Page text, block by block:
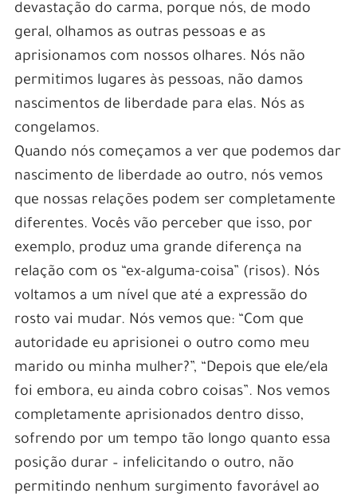
devastação do carma, porque nós, de modo
geral, olhamos as outras pessoas e as
aprisionamos com nossos olhares. Nós não
permitimos lugares às pessoas, não damos
nascimentos de liberdade para elas. Nós as
congelamos.
Quando nós começamos a ver que podemos dar
nascimento de liberdade ao outro, nós vemos
que nossas relações podem ser completamente
diferentes. Vocês vão perceber que isso, por
exemplo, produz uma grande diferença na
relação com os “ex-alguma-coisa” (risos). Nós
voltamos a um nível que até a expressão do
rosto vai mudar. Nós vemos que: “Com que
autoridade eu aprisionei o outro como meu
marido ou minha mulher?”, “Depois que ele/ela
foi embora, eu ainda cobro coisas”. Nos vemos
completamente aprisionados dentro disso,
sofrendo por um tempo tão longo quanto essa
posição durar – infelicitando o outro, não
permitindo nenhum surgimento favorável ao